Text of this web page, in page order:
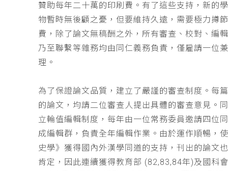
贊助每年二十萬的印刷費。有了這些支持，新的
物暫時無後顧之憂，但要維持久遠，需要極力撙
費，除了論文無稿酬之外，所有審查、校對、編
乃至聯繫等雜務均由同仁義務負責，僅雇請一位
理。
為了保證論文品質，建立了嚴謹的審查制度。每
的論文，均請二位審查人提出具體的審查意見。
立輪值編輯制度，每年由一位常務委員邀請四位
成編輯群，負責全年編輯作業。由於運作順暢，
史學》獲得國內外漢學同道的支持，刊出的論文
肯定，因此連續獲得教育部 (82,83,84年)及國科